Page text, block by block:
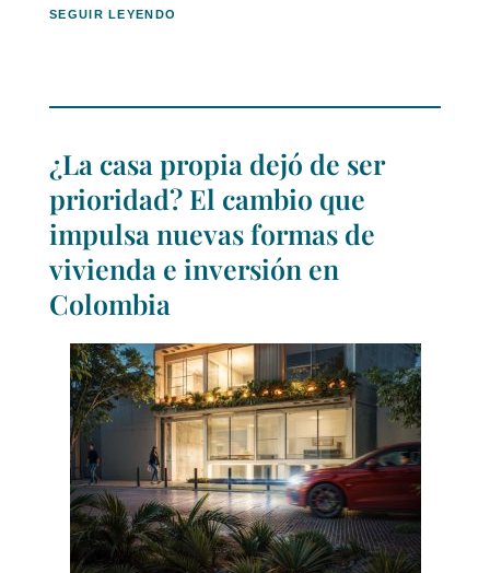
SEGUIR LEYENDO
¿La casa propia dejó de ser
prioridad? El cambio que
impulsa nuevas formas de
vivienda e inversión en
Colombia